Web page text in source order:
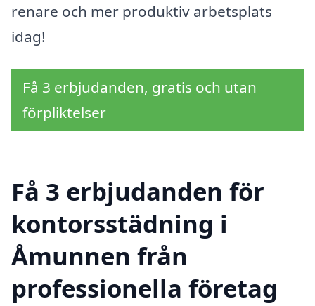
renare och mer produktiv arbetsplats
idag!
Få 3 erbjudanden, gratis och utan
förpliktelser
Få 3 erbjudanden för
kontorsstädning i
Åmunnen från
professionella företag